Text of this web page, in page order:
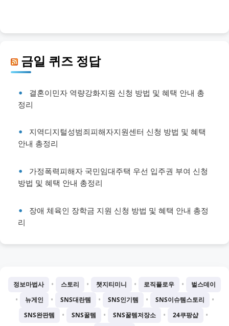
금일 퀴즈 정답
결혼이민자 역량강화지원 신청 방법 및 혜택 안내 총
정리
지역디지털성범죄피해자지원센터 신청 방법 및 혜택
안내 총정리
가정폭력피해자 국민임대주택 우선 입주권 부여 신청
방법 및 혜택 안내 총정리
장애 체육인 장학금 지원 신청 방법 및 혜택 안내 총정
리
정보마법사 • 스토리 • 챗지티미니 • 로직플로우 • 벌스데이
• 뉴게인 • SNS대란템 • SNS인기템 • SNS이슈템스토리 •
SNS완판템 • SNS꿀템 • SNS꿀템저장소 • 24쿠팡샵 •